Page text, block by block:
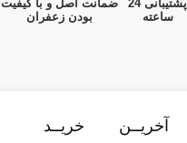
پشتیبانی 24
ساعته
ضمانت اصل و با کیفیت
بودن زعفران
آخریــن
خریــد